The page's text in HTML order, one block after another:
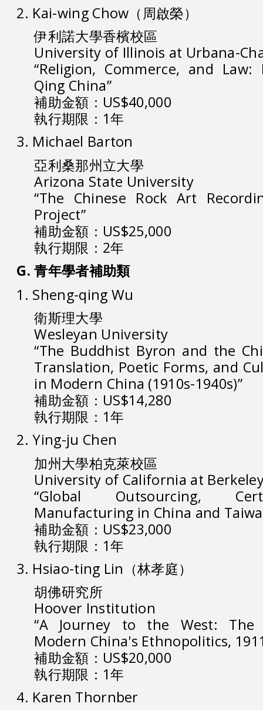
2. Kai-wing Chow（周啟榮）
伊利諾大學香檳校區
University of Illinois at Urbana-
“Religion, Commerce, and
Qing China”
補助金額：US$40,000
執行期限：1年
3. Michael Barton
亞利桑那州立大學
Arizona State University
“The Chinese Rock Art
Project”
補助金額：US$25,000
執行期限：2年
G. 青年學者補助類
1. Sheng-qing Wu
衛斯理大學
Wesleyan University
“The Buddhist Byron and the
Translation, Poetic Forms, and
in Modern China (1910s-1940s)”
補助金額：US$14,280
執行期限：1年
2. Ying-ju Chen
加州大學柏克萊校區
University of California at
“Global Outsourcing,
Manufacturing in China and
補助金額：US$23,000
執行期限：1年
3. Hsiao-ting Lin（林孝庭）
胡佛研究所
Hoover Institution
“A Journey to the West: The
Modern China's Ethnopolitics,
補助金額：US$20,000
執行期限：1年
4. Karen Thornber